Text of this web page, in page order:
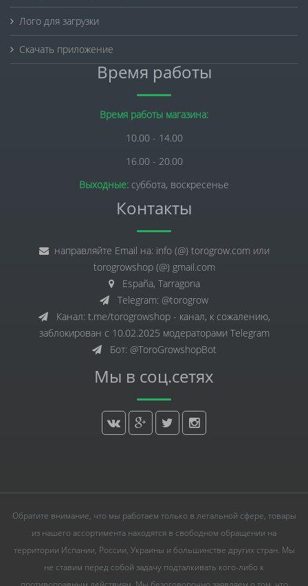
Лого для загрузки
Скачать приложение
Время работы
Время работы магазина:
10.00 - 14.00
16.00 - 20.00
Выходные: суббота, воскресенье
Контакты
направляйте Email на: info (@) torogrow.com или
torogrowshop (@) gmail.com
España, Tarragona
Telegram: @torogrow
Канал: t.me/torogrowshop - канал, к сожалению,
заблокирован с 10.02.2025 модераторами Telegram
Бот: @ToroGrowshopBot
Мы в соц.сетях
Обратите внимание, что мы работаем только в легальной сфере, товары
из нашего ассортимента находятся в свободном обращении на
территории Испании, России, Украины и большинстве других стран. Мы
не ставим перед собой задачу подталкивать кого-либо к